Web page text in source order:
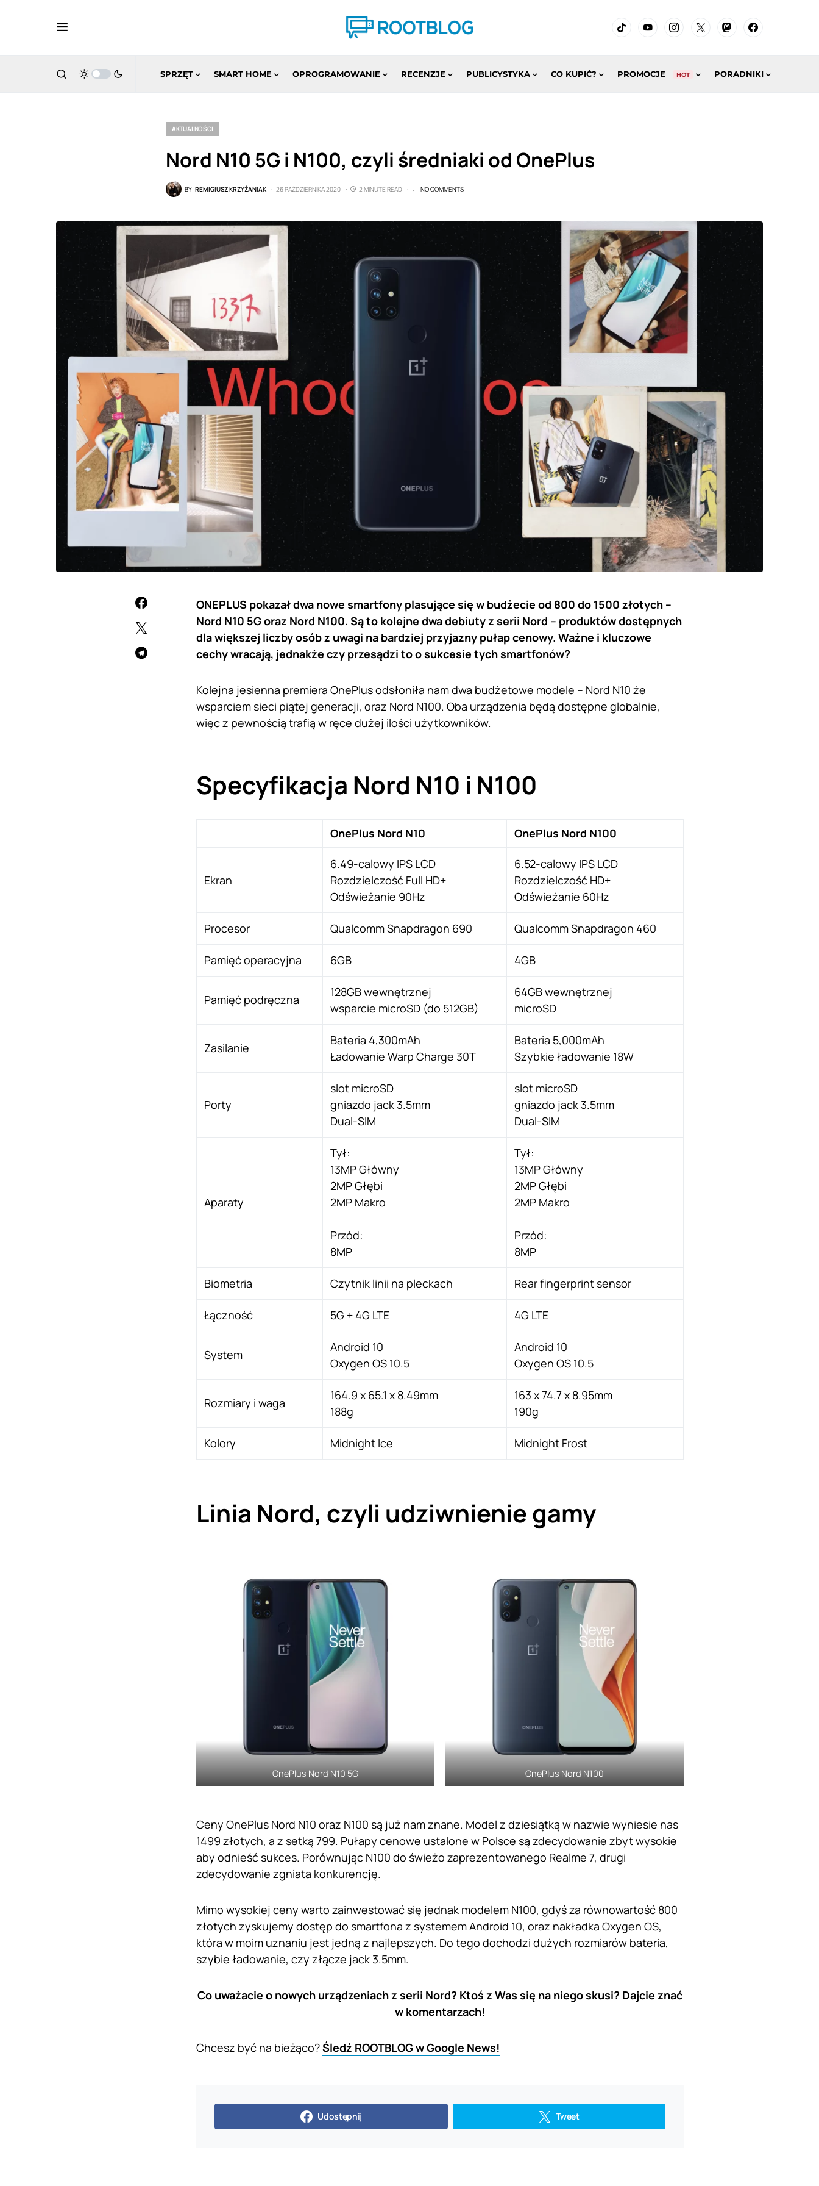
SPRZĘT SMART HOME OPROGRAMOWANIE RECENZJE PUBLICYSTYKA CO KUPIĆ? PROMOCJE HOT PORADNIKI
AKTUALNOŚCI
Nord N10 5G i N100, czyli średniaki od OnePlus
BY REMIGIUSZ KRZYŻANIAK 26 PAŹDZIERNIKA 2020 2 MINUTE READ NO COMMENTS
ONEPLUS pokazał dwa nowe smartfony plasujące się w budżecie od 800 do 1500 złotych –
Nord N10 5G oraz Nord N100. Są to kolejne dwa debiuty z serii Nord – produktów dostępnych
dla większej liczby osóbz uwagi na bardziej przyjazny pułap cenowy. Ważne i kluczowe
cechy wracają, jednakże czy przesądzi to o sukcesie tych smartfonów?
Kolejna jesienna premiera OnePlus odsłoniła nam dwa budżetowe modele – Nord N10 że
wsparciem sieci piątej generacji, oraz Nord N100. Oba urządzenia będą dostępne globalnie,
więc z pewnością trafią w ręce dużej ilości użytkowników.
Specyfikacja Nord N10 i N100
OnePlus Nord N10 OnePlus Nord N100
Ekran
6.49-calowy IPS LCD
Rozdzielczość Full HD+
Odświeżanie 90Hz
6.52-calowy IPS LCD
Rozdzielczość HD+
Odświeżanie 60Hz
Procesor Qualcomm Snapdragon 690 Qualcomm Snapdragon 460
Pamięć operacyjna 6GB 4GB
Pamięć podręczna
128GB wewnętrznej
wsparcie microSD (do 512GB)
64GB wewnętrznej
microSD
Zasilanie
Bateria 4,300mAh
Ładowanie Warp Charge 30T
Bateria 5,000mAh
Szybkie ładowanie 18W
Porty
slot microSD
gniazdo jack 3.5mm
Dual-SIM
slot microSD
gniazdo jack 3.5mm
Dual-SIM
Aparaty
Tył:
13MP Główny
2MP Głębi
2MP Makro
Przód:
8MP
Tył:
13MP Główny
2MP Głębi
2MP Makro
Przód:
8MP
Biometria Czytnik linii na pleckach Rear fingerprint sensor
Łączność 5G + 4G LTE 4G LTE
System
Android 10
Oxygen OS 10.5
Android 10
Oxygen OS 10.5
Rozmiary i waga
164.9 x 65.1 x 8.49mm
188g
163 x 74.7 x 8.95mm
190g
Kolory Midnight Ice Midnight Frost
Linia Nord, czyli udziwnienie gamy
OnePlus Nord N10 5G OnePlus Nord N100
Ceny OnePlus Nord N10 oraz N100 są już nam znane. Model z dziesiątką w nazwie wyniesie nas
1499 złotych, a z setką 799. Pułapy cenowe ustalone w Polsce są zdecydowanie zbyt wysokie
aby odnieść sukces. Porównując N100 do świeżo zaprezentowanego Realme 7, drugi
zdecydowanie zgniata konkurencję.
Mimo wysokiej ceny warto zainwestować się jednak modelem N100, gdyś za równowartość 800
złotych zyskujemy dostęp do smartfona z systemem Android 10, oraz nakładka Oxygen OS,
która w moim uznaniu jest jedną z najlepszych. Do tego dochodzi dużych rozmiarów bateria,
szybie ładowanie, czy złącze jack 3.5mm.
Co uważacie o nowych urządzeniach z serii Nord? Ktoś z Was się na niego skusi? Dajcie znać
w komentarzach!
Chcesz być na bieżąco?Śledź ROOTBLOG w Google News!
Udostępnij Tweet